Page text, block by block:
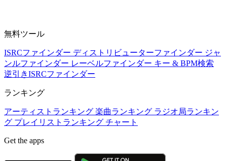
無料ツール
ISRCファインダー ディストリビューターファインダー ジャ
ンルファインダー レーベルファインダー キー & BPM検索
逆引きISRCファインダー
ランキング
アーティストランキング 楽曲ランキング ラジオ局ランキン
グ プレイリストランキング チャート
Get the apps